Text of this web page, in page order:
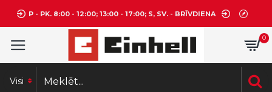
P - PK. 8:00 - 12:00; 13:00 - 17:00; S, SV. - BRĪVDIENA
0
Visi